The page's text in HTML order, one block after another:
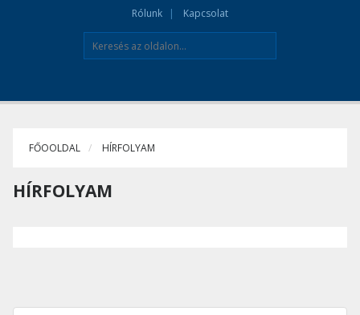
Rólunk Kapcsolat
FŐOOLDAL HÍRFOLYAM
HÍRFOLYAM